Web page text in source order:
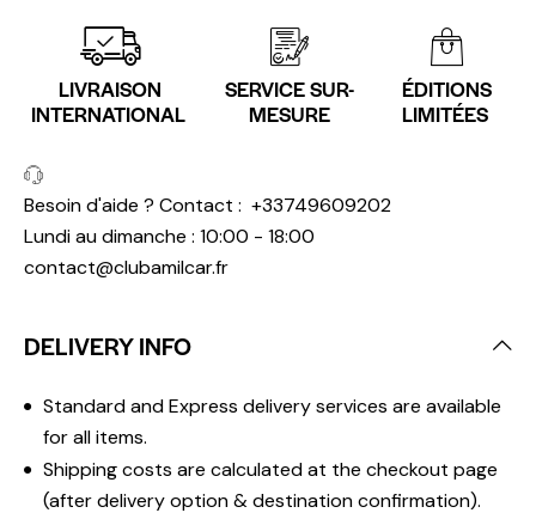
LIVRAISON
INTERNATIONAL
SERVICE SUR-
MESURE
ÉDITIONS
LIMITÉES
Besoin d'aide ? Contact : +33749609202
Lundi au dimanche : 10:00 - 18:00
contact@clubamilcar.fr
DELIVERY INFO
Standard and Express delivery services are available
for all items.
Shipping costs are calculated at the checkout page
(after delivery option & destination confirmation).